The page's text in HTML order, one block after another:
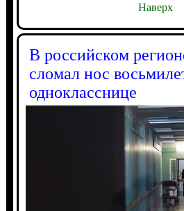
Наверх
В российском
сломал нос
однокласснице